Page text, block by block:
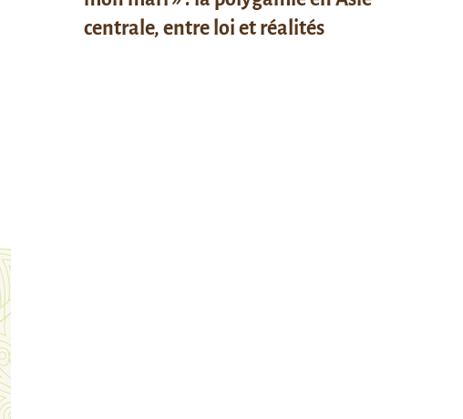
centrale, entre loi et réalités